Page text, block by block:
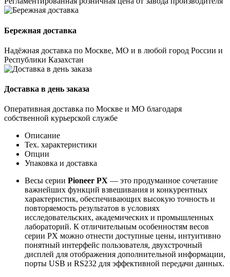
Бережная доставка
Надёжная доставка по Москве, МО и в любой город России и
Республики Казахстан
Доставка в день заказа
Оперативная доставка по Москве и МО благодаря
собственной курьерской службе
Описание
Тех. характеристики
Опции
Упаковка и доставка
Весы серии Pioneer PX — это продуманное сочетание
важнейших функций взвешивания и конкурентных
характеристик, обеспечивающих высокую точность и
повторяемость результатов в условиях
исследовательских, академических и промышленных
лабораторий. К отличительным особенностям весов
серии PX можно отнести доступные цены, интуитивно
понятный интерфейс пользователя, двухстрочный
дисплей для отображения дополнительной информации,
порты USB и RS232 для эффективной передачи данных.